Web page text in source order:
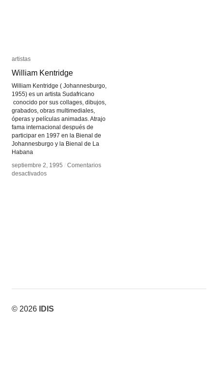
artistas
William Kentridge
William Kentridge ( Johannesburgo,
1955) es un artista Sudafricano
conocido por sus collages, dibujos,
grabados, obras multimediales,
óperas y películas animadas. Atrajo
fama internacional después de
participar en 1997 en la Bienal de
Johannesburgo y la Bienal de La
Habana
septiembre 2, 1995 / Comentarios
desactivadosen
artistas
William Kentridge
septiembre 2, 1995 / Comentarios
desactivadosen
© 2026 IDIS